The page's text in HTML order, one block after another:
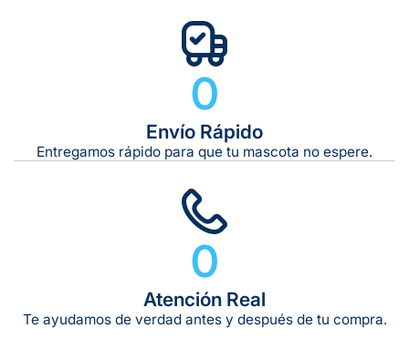
0
Envío Rápido
Entregamos rápido para que tu mascota no espere.
0
Atención Real
Te ayudamos de verdad antes y después de tu compra.